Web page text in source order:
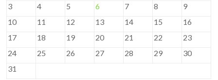
3
4 5 6 7 8
9
10
11 12 13 14 15
16
17
18 19 20 21 22
23
24
25 26 27 28 29
30
31